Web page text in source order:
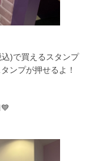
)で買えるスタンプ
ンプが押せるよ！